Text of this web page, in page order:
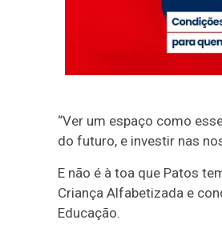
“Ver um espaço como
do futuro, e investir nas
E não é à toa que Patos
Criança Alfabetizada e
Educação.